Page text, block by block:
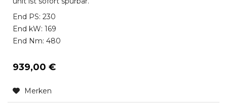
End PS: 230
End kW: 169
End Nm: 480
939,00 €
Merken